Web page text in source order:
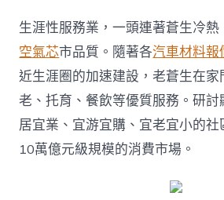
生涯性服務業，一頭連著蒼生冷
空氣芯市品質。隨著各汽車材料報
近生涯圈的加速建設，老蒼生在
老、托育、餐飲等優質服務。研
居宜業、宜游宜購、宜老宜小的
10萬億元級規模的消費市場。